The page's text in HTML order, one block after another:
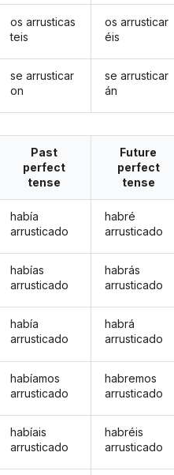
os arrusticas
teis
se arrusticar
on
os arrusticar
éis
se arrusticar
án
Past
perfect
tense
había
arrusticado
habías
arrusticado
había
arrusticado
habíamos
arrusticado
habíais
arrusticado
Future
perfect
tense
habré
arrusticado
habrás
arrusticado
habrá
arrusticado
habremos
arrusticado
habréis
arrusticado